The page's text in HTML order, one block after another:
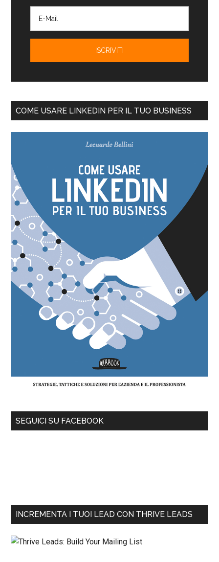
COME USARE LINKEDIN PER IL TUO BUSINESS
SEGUICI SU FACEBOOK
INCREMENTA I TUOI LEAD CON THRIVE LEADS